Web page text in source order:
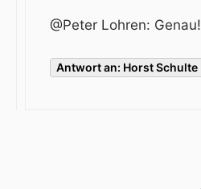
@Peter Lohren: Genau!
Antwort an: Horst Schulte